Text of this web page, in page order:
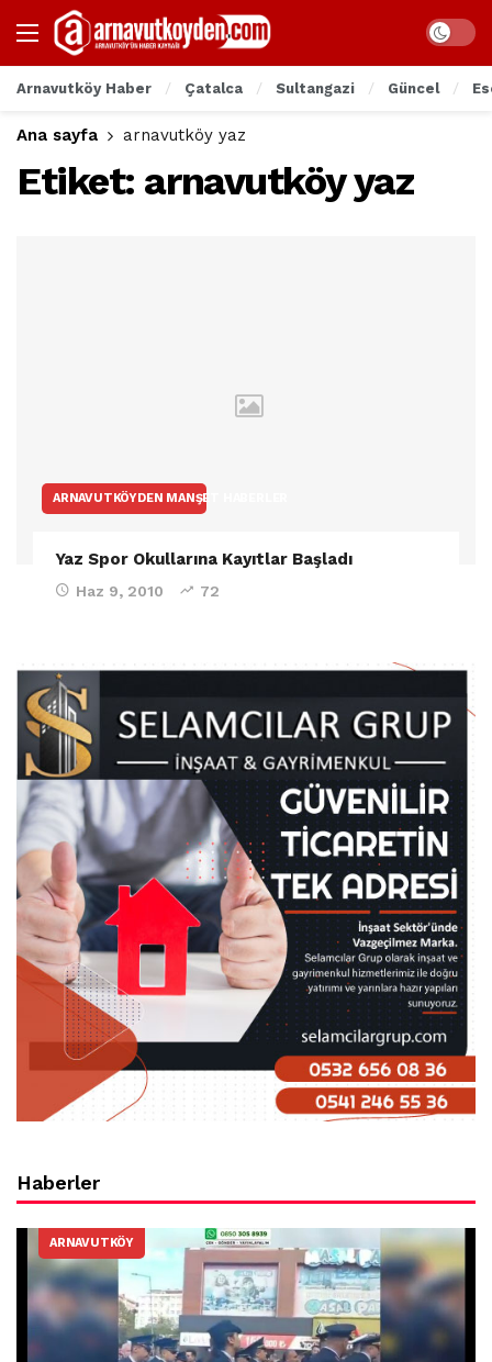
Arnavutköy Haber Çatalca Sultangazi Güncel
Ana sayfa arnavutköy yaz
Etiket: arnavutköy yaz
ARNAVUTKÖYDEN MANŞET HABERLER
Yaz Spor Okullarına Kayıtlar Başladı
Haz 9, 2010 72
Haberler
ARNAVUTKÖY